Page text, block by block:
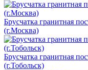
Брусчатка гранитная
(г.Москва)
Брусчатка гранитная
(г.Тобольск)